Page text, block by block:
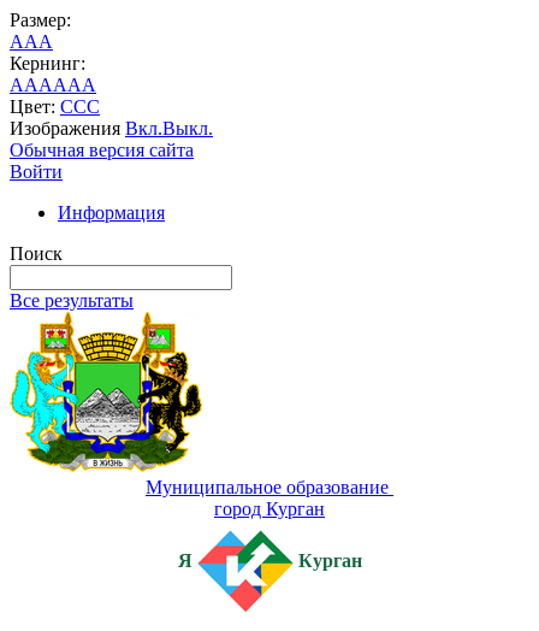
Размер:
AAA
Кернинг:
AAAAAA
Цвет: CCC
Изображения Вкл.Выкл.
Обычная версия сайта
Войти
Информация
Поиск
Все результаты
Муниципальное образование
город Курган
Я Курган